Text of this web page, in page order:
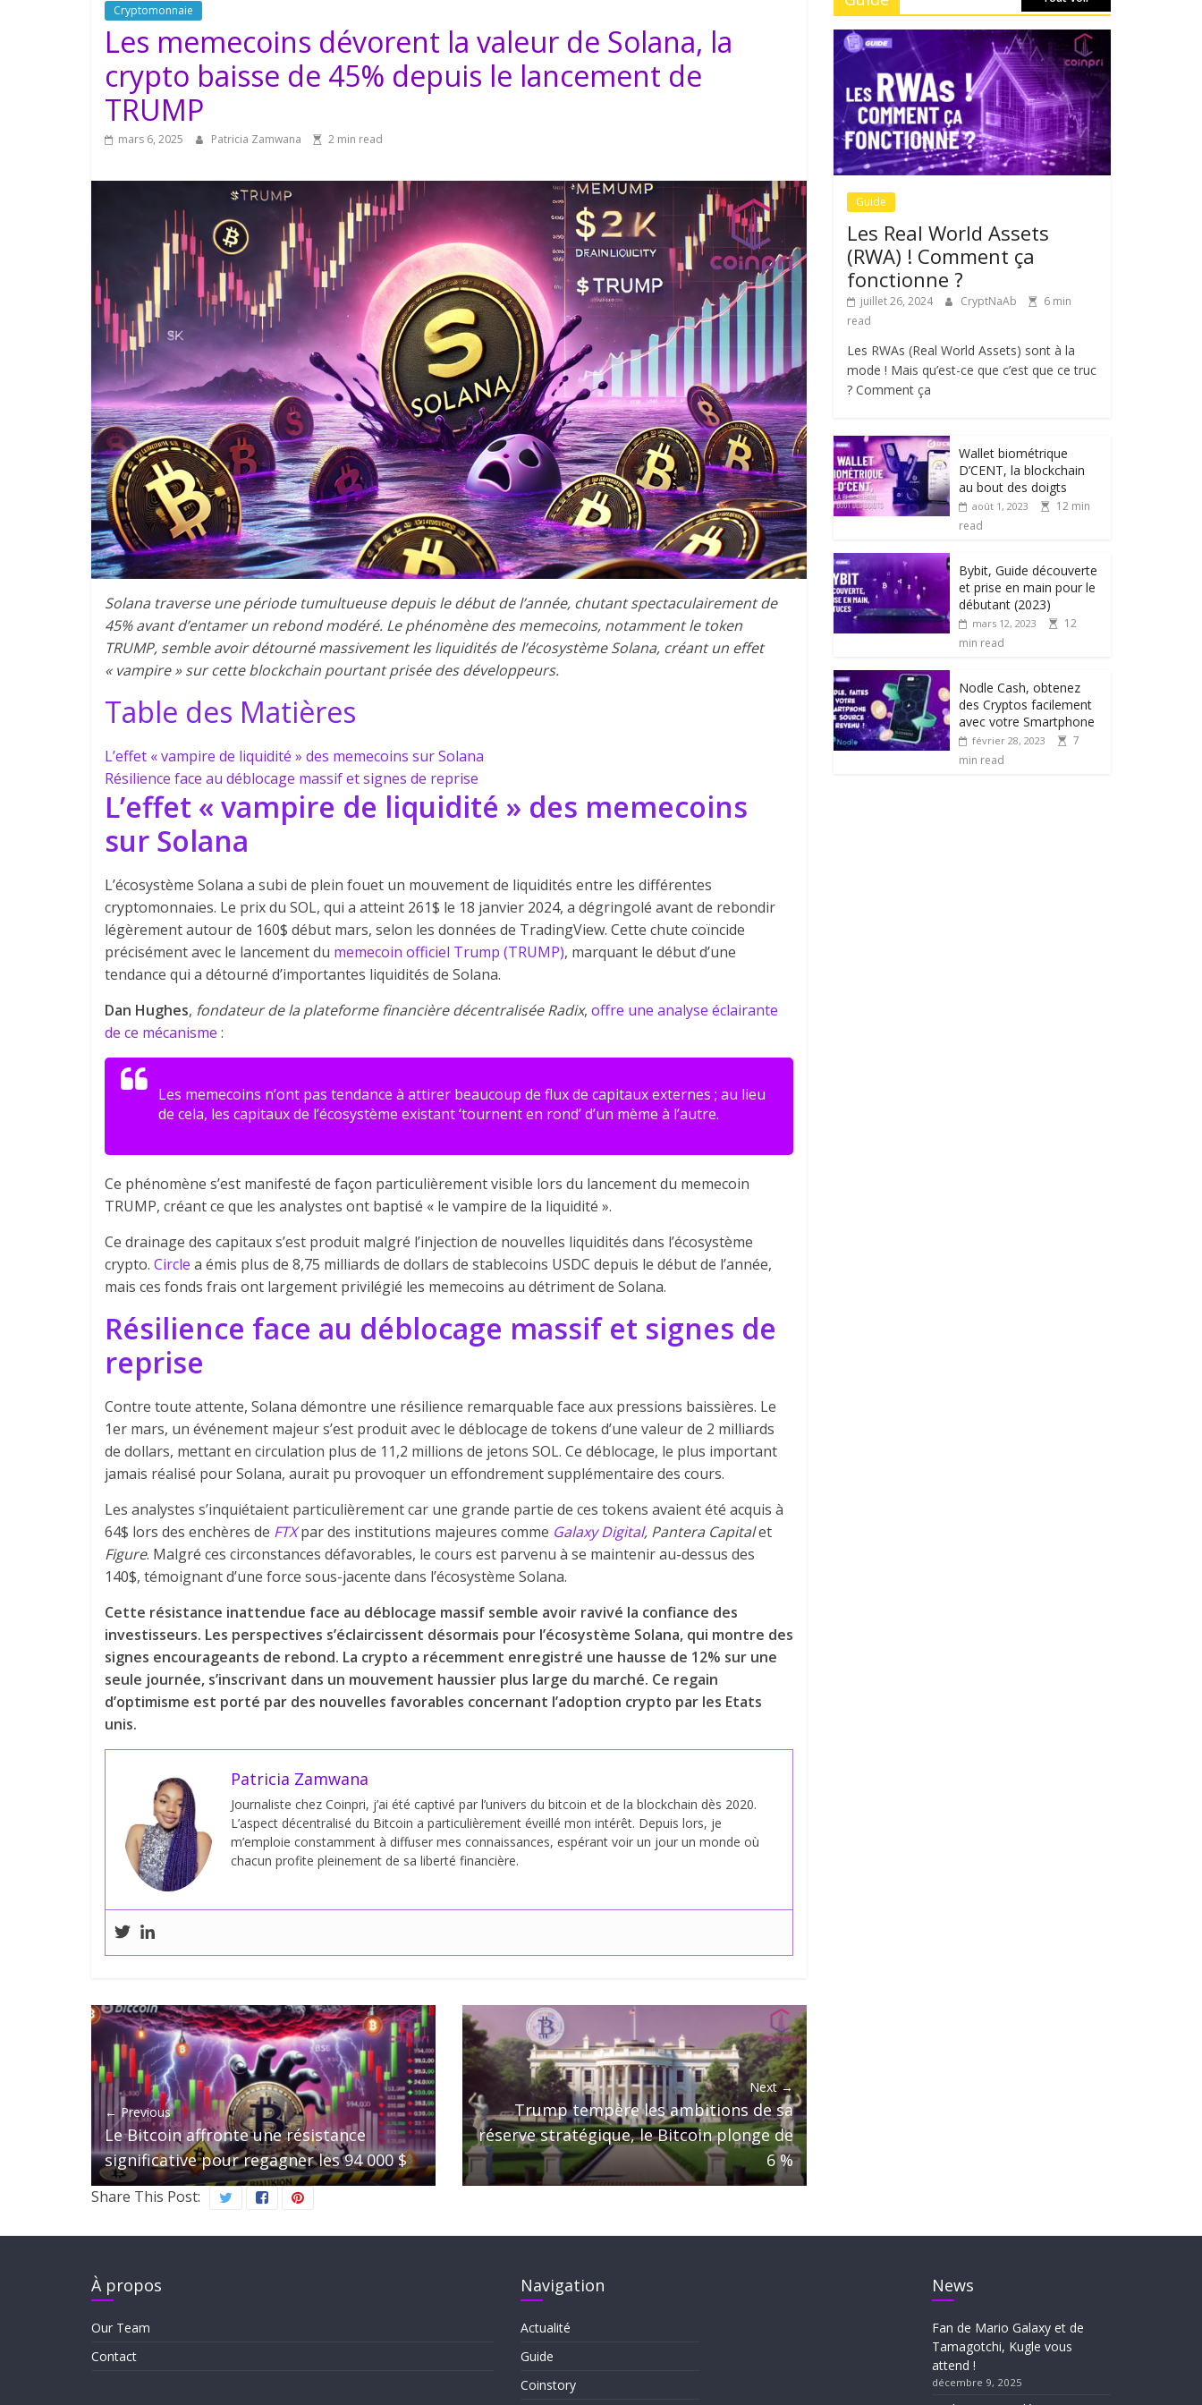
Cryptomonnaie
Les memecoins dévorent la valeur de Solana, la
crypto baisse de 45% depuis le lancement de
TRUMP
mars 6, 2025 Patricia Zamwana 2 min read
Solana traverse une période tumultueuse depuis le début de l’année, chutant spectaculairement de
45% avant d’entamer un rebond modéré. Le phénomène des memecoins, notamment le token
TRUMP, semble avoir détourné massivement les liquidités de l’écosystème Solana, créant un effet
« vampire » sur cette blockchain pourtant prisée des développeurs.
Table des Matières
L’effet « vampire de liquidité » des memecoins sur Solana
Résilience face au déblocage massif et signes de reprise
L’effet « vampire de liquidité » des memecoins
sur Solana
L’écosystème Solana a subi de plein fouet un mouvement de liquidités entre les différentes
cryptomonnaies. Le prix du SOL, qui a atteint 261$ le 18 janvier 2024, a dégringolé avant de rebondir
légèrement autour de 160$ début mars, selon les données de TradingView. Cette chute coïncide
précisément avec le lancement du memecoin officiel Trump (TRUMP), marquant le début d’une
tendance qui a détourné d’importantes liquidités de Solana.
Dan Hughes, fondateur de la plateforme financière décentralisée Radix, offre une analyse éclairante
de ce mécanisme :
Les memecoins n’ont pas tendance à attirer beaucoup de flux de capitaux externes ; au lieu
de cela, les capitaux de l’écosystème existant ‘tournent en rond’ d’un mème à l’autre.
Ce phénomène s’est manifesté de façon particulièrement visible lors du lancement du memecoin
TRUMP, créant ce que les analystes ont baptisé « le vampire de la liquidité ».
Ce drainage des capitaux s’est produit malgré l’injection de nouvelles liquidités dans l’écosystème
crypto. Circle a émis plus de 8,75 milliards de dollars de stablecoins USDC depuis le début de l’année,
mais ces fonds frais ont largement privilégié les memecoins au détriment de Solana.
Résilience face au déblocage massif et signes de
reprise
Contre toute attente, Solana démontre une résilience remarquable face aux pressions baissières. Le
1er mars, un événement majeur s’est produit avec le déblocage de tokens d’une valeur de 2 milliards
de dollars, mettant en circulation plus de 11,2 millions de jetons SOL. Ce déblocage, le plus important
jamais réalisé pour Solana, aurait pu provoquer un effondrement supplémentaire des cours.
Les analystes s’inquiétaient particulièrement car une grande partie de ces tokens avaient été acquis à
64$ lors des enchères de FTXpar des institutions majeures comme Galaxy Digital, Pantera Capitalet
Figure. Malgré ces circonstances défavorables, le cours est parvenu à se maintenir au-dessus des
140$, témoignant d’une force sous-jacente dans l’écosystème Solana.
Cette résistance inattendue face au déblocage massif semble avoir ravivé la confiance des
investisseurs. Les perspectives s’éclaircissent désormais pour l’écosystème Solana, qui montre des
signes encourageants de rebond. La crypto a récemment enregistré une hausse de 12% sur une
seule journée, s’inscrivant dans un mouvement haussier plus large du marché. Ce regain
d’optimisme est porté par des nouvelles favorables concernant l’adoption crypto par les Etats
unis.
Patricia Zamwana
Journaliste chez Coinpri, j’ai été captivé par l’univers du bitcoin et de la blockchain dès 2020.
L’aspect décentralisé du Bitcoin a particulièrement éveillé mon intérêt. Depuis lors, je
m’emploie constamment à diffuser mes connaissances, espérant voir un jour un monde où
chacun profite pleinement de sa liberté financière.
← Previous
Le Bitcoin affronte une résistance
significative pour regagner les 94 000 $
Next →
Trump tempère les ambitions de sa
réserve stratégique, le Bitcoin plonge de
6 %
Share This Post:
Guide
Les Real World Assets
(RWA) ! Comment ça
fonctionne ?
juillet 26, 2024 CryptNaAb
6 min
read
Les RWAs (Real World Assets) sont à la
mode ! Mais qu’est-ce que c’est que ce truc
? Comment ça
Wallet biométrique
D’CENT, la blockchain
au bout des doigts
août 1, 2023
12 min
read
Bybit, Guide découverte
et prise en main pour le
débutant (2023)
mars 12, 2023
12
min read
Nodle Cash, obtenez
des Cryptos facilement
avec votre Smartphone
février 28, 2023
7
min read
À propos
Our Team
Contact
Navigation
Actualité
Guide
Coinstory
News
Fan de Mario Galaxy et de
Tamagotchi, Kugle vous
attend !
décembre 9, 2025